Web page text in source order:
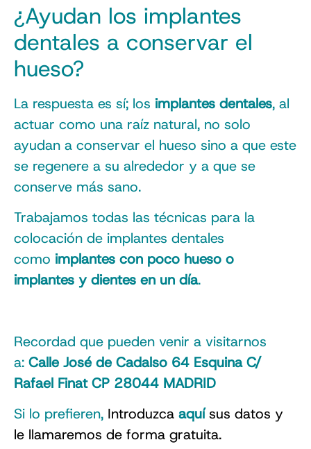
¿Ayudan los implantes
dentales a conservar el
hueso?
La respuesta es sí; los implantes dentales, al
actuar como una raíz natural, no solo
ayudan a conservar el hueso sino a que este
se regenere a su alrededor y a que se
conserve más sano.
Trabajamos todas las técnicas para la
colocación de implantes dentales
como implantes con poco hueso o
implantes y dientes en un día.
Recordad que pueden venir a visitarnos
a: Calle José de Cadalso 64 Esquina C/
Rafael Finat CP 28044 MADRID
Si lo prefieren, Introduzca aquísus datos y
le llamaremos de forma gratuita.